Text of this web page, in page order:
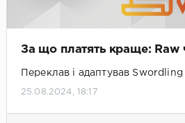
За що платять краще: Raw
Переклав і адаптував Swordling
25.08.2024, 18:17